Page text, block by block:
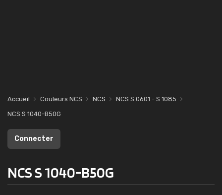
Accueil Couleurs NCS NCS
NCS S 0601 - S 1085
NCS S 1040-B50G
Connecter
NCS S 1040-B50G